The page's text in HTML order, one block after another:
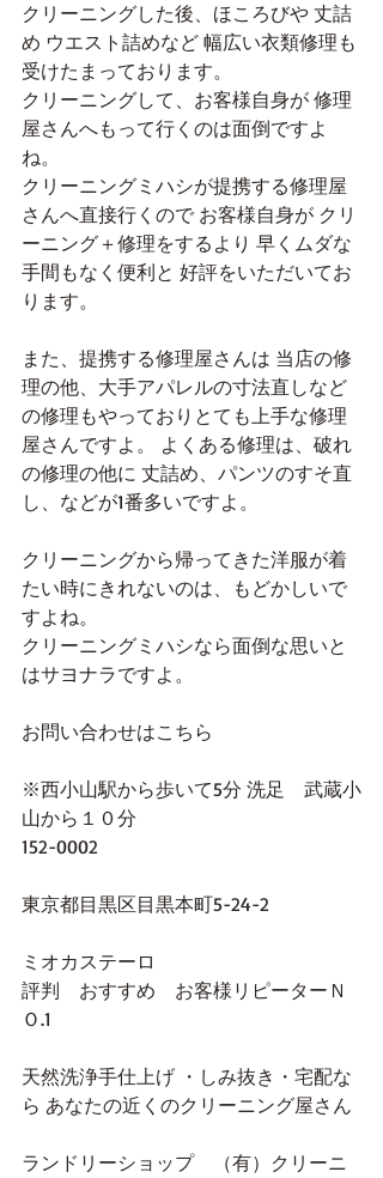
クリーニングした後、ほころびや 丈詰
め ウエスト詰めなど 幅広い衣類修理も
受けたまっております。
クリーニングして、お客様自身が 修理
屋さんへもって行くのは面倒ですよ
ね。
クリーニングミハシが提携する修理屋
さんへ直接行くので お客様自身が クリ
ーニング＋修理をするより 早くムダな
手間もなく便利と 好評をいただいてお
ります。
また、提携する修理屋さんは 当店の修
理の他、大手アパレルの寸法直しなど
の修理もやっておりとても上手な修理
屋さんですよ。 よくある修理は、破れ
の修理の他に 丈詰め、パンツのすそ直
し、などが1番多いですよ。
クリーニングから帰ってきた洋服が着
たい時にきれないのは、もどかしいで
すよね。
クリーニングミハシなら面倒な思いと
はサヨナラですよ。
お問い合わせはこちら
※西小山駅から歩いて5分 洗足　武蔵小
山から１０分
152-0002
東京都目黒区目黒本町5-24-2
ミオカステーロ
評判　おすすめ　お客様リピーターＮ
Ｏ.1
天然洗浄手仕上げ ・しみ抜き・宅配な
ら あなたの近くのクリーニング屋さん
ランドリーショップ　（有）クリーニ